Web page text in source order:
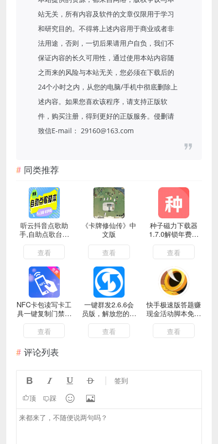
站无关，所有内容及软件的文章仅限用于学习
和研究目的。不得将上述内容用于商业或者非
法用途，否则，一切后果请用户自负，我们不
保证内容的长久可用性，通过使用本站内容随
之而来的风险与本站无关，您必须在下载后的
24个小时之内，从您的电脑/手机中彻底删除上
述内容。如果您喜欢该程序，请支持正版软
件，购买注册，得到更好的正版服务。侵删请
致信E-mail： 29160@163.com
同类推荐
听云抖音点歌助
手,自助点歌台礼
物点歌AI智能语音
及弹幕互动无人直
播间
查看
《卡牌修仙传》中
文版
查看
种子磁力下载器
1.7.0解锁年费会
员不限速下载
查看
NFC卡包读写卡工
具一键复制门禁卡
电子卡
查看
一键群发2.6.6会
员版，解放您的双
手
查看
快手极速版答题赚
现金活动脚本免费
分享
查看
评论列表
    签到
顶 踩  